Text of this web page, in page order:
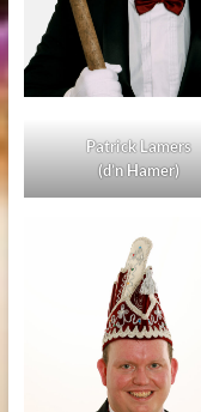
Patrick Lamers
(d’n Hamer)